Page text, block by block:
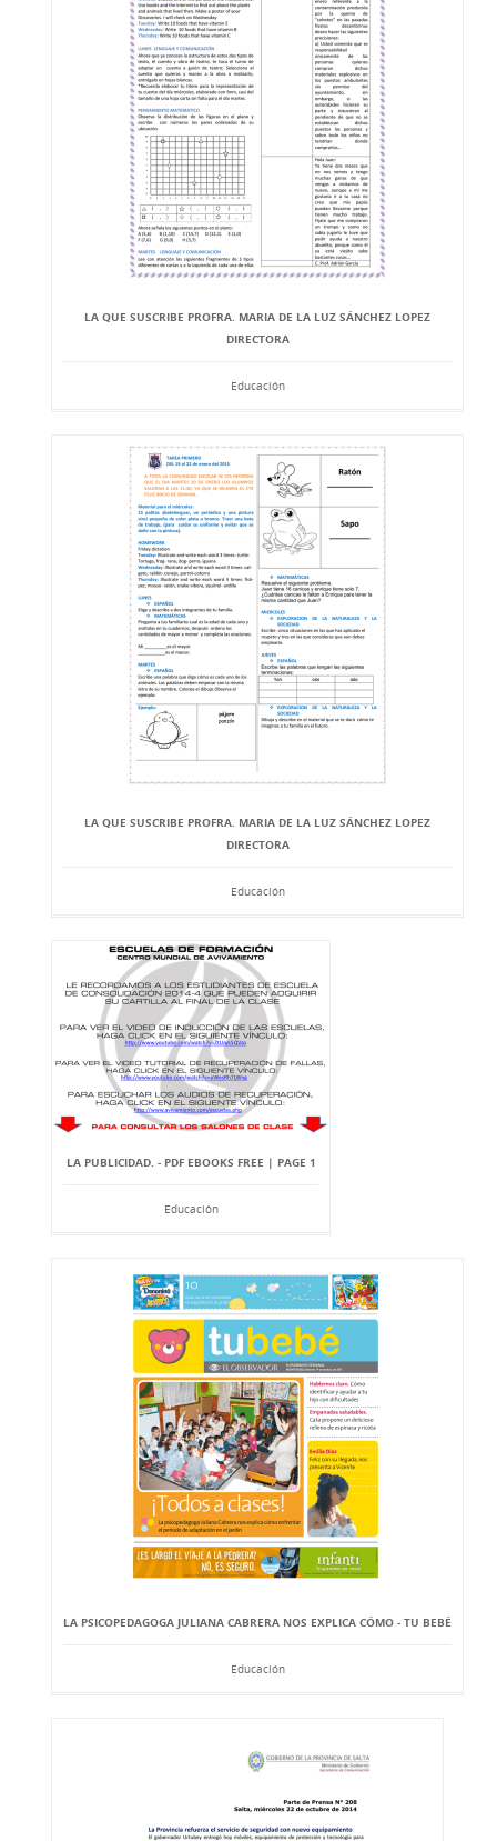
LA QUE SUSCRIBE PROFRA. MARIA DE LA LUZ SÁNCHEZ LOPEZ
DIRECTORA
Educación
LA QUE SUSCRIBE PROFRA. MARIA DE LA LUZ SÁNCHEZ LOPEZ
DIRECTORA
Educación
LA PUBLICIDAD. - PDF EBOOKS FREE | PAGE 1
Educación
LA PSICOPEDAGOGA JULIANA CABRERA NOS EXPLICA CÓMO - TU BEBÉ
Educación